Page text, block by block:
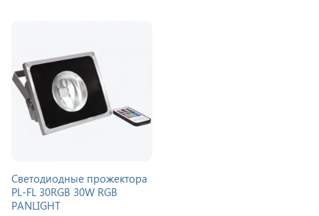
Светодиодные прожектора
PL-FL 30RGB 30W RGB
PANLIGHT